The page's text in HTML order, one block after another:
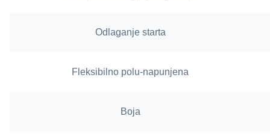
Odlaganje starta
Fleksibilno polu-napunjena
Boja